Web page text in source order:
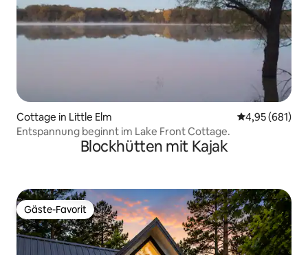
Cottage in Little Elm
4,95 (681)
Entspannung beginnt im Lake Front Cottage.
Blockhütten mit Kajak
Gäste-Favorit
Gäste-Favorit